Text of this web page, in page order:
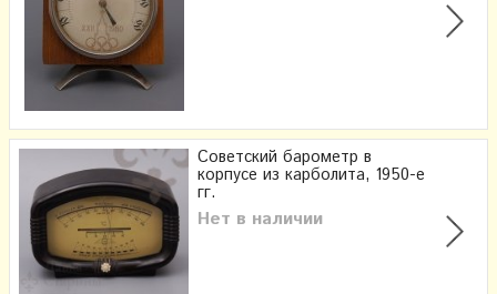
Советский барометр в
корпусе из карболита, 1950-е
гг.
Нет в наличии